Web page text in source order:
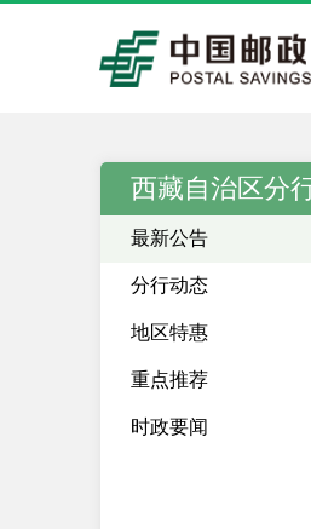
西藏自治区分
最新公告
分行动态
地区特惠
重点推荐
时政要闻